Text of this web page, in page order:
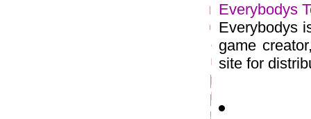
Everybodys
Everybodys
game
site for